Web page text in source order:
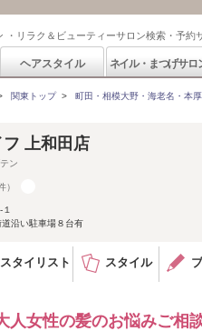
・リラク＆ビューティーサロン検索・予約
ヘアスタイル ネイル・まつげサロ
関東トップ> 町田・相模大野・海老名・本
上和田店
ン
）
沿い駐車場８台有
スタイリスト スタイル
女性の髪のお悩みご相